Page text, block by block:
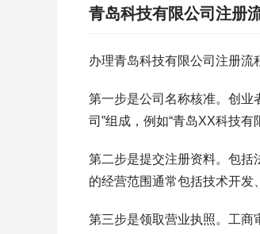
青岛科技有限公司注册
办理青岛科技有限公司注册流
第一步是公司名称核准。创业
司”组成，例如“青岛XX科技有
第二步是提交注册资料。包括
的经营范围通常包括技术开发
第三步是领取营业执照。工商